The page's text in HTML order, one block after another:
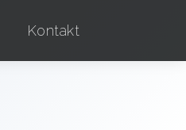
Kontakt